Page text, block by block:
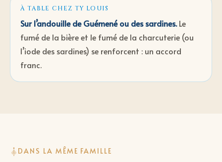
À TABLE CHEZ TY LOUIS
Sur l’andouille de Guémené ou des sardines. Le
fumé de la bière et le fumé de la charcuterie (ou
l’iode des sardines) se renforcent : un accord
franc.
DANS LA MÊME FAMILLE